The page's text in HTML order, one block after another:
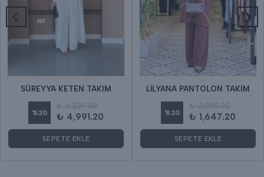
SÜREYYA KETEN TAKIM
%20
₺ 6,239.00
₺ 4,991.20
SEPETE EKLE
LİLYANA PANTOLON TAKIM
%20
₺ 2,059.00
₺ 1,647.20
SEPETE EKLE